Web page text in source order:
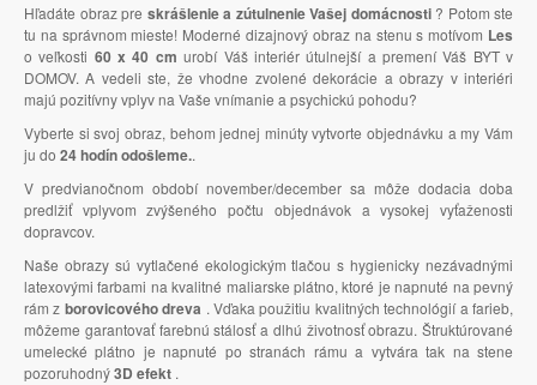
Hľadáte obraz pre skrášlenie a zútulnenie Vašej domácnosti ? Potom ste
tu na správnom mieste! Moderné dizajnový obraz na stenu s motívom Les
o veľkosti 60 x 40 cm urobí Váš interiér útulnejší a premení Váš BYT v
DOMOV. A vedeli ste, že vhodne zvolené dekorácie a obrazy v interiéri
majú pozitívny vplyv na Vaše vnímanie a psychickú pohodu?
Vyberte si svoj obraz, behom jednej minúty vytvorte objednávku a my Vám
ju do 24 hodín odošleme..
V predvianočnom období november/december sa môže dodacia doba
predlžiť vplyvom zvýšeného počtu objednávok a vysokej vyťaženosti
dopravcov.
Naše obrazy sú vytlačené ekologickým tlačou s hygienicky nezávadnými
latexovými farbami na kvalitné maliarske plátno, ktoré je napnuté na pevný
rám z borovicového dreva . Vďaka použitiu kvalitných technológií a farieb,
môžeme garantovať farebnú stálosť a dlhú životnosť obrazu. Štruktúrované
umelecké plátno je napnuté po stranách rámu a vytvára tak na stene
pozoruhodný3D efekt .